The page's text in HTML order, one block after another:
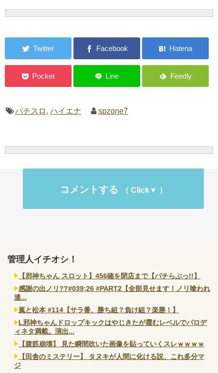
パチスロ , ハイエナ spzone7
コメントする
管理人イチオシ！
【邪神ちゃん スロット】456確を閉店まで【パチらぶっ!!】
感謝の出ノリ??#039;26 #PART2【全部見せます！ノリ喰われ
達...
嵐と松本 #114【サラ番、勝ち組？負け組？楽勝！】
L邪神ちゃんドロップキックはやじきたが霞むレベルでパロデ
ィネタ満載。演出...
【腹筋崩壊】 見た瞬間吹いた画像を貼っていくスレｗｗｗｗ
【田舎のミステリー】 タヌキが人間に化ける説、これ多分マ
ジ